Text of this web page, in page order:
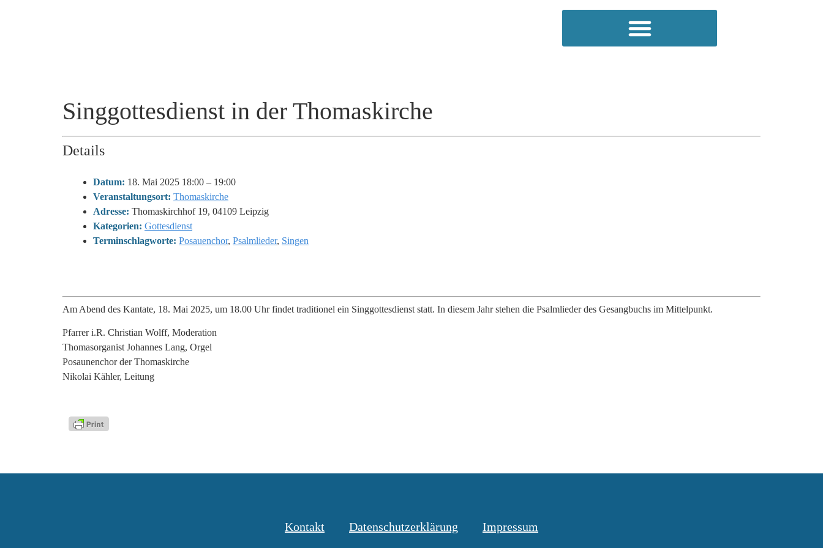
Singgottesdienst in der Thomaskirche
Details
Datum: 18. Mai 2025 18:00 – 19:00
Veranstaltungsort: Thomaskirche
Adresse: Thomaskirchhof 19, 04109 Leipzig
Kategorien: Gottesdienst
Terminschlagworte: Posauenchor, Psalmlieder, Singen
Am Abend des Kantate, 18. Mai 2025, um 18.00 Uhr findet traditionel ein Singgottesdienst statt. In diesem Jahr stehen die Psalmlieder des Gesangbuchs im Mittelpunkt.
Pfarrer i.R. Christian Wolff, Moderation
Thomasorganist Johannes Lang, Orgel
Posaunenchor der Thomaskirche
Nikolai Kähler, Leitung
Kontakt Datenschutzerklärung Impressum